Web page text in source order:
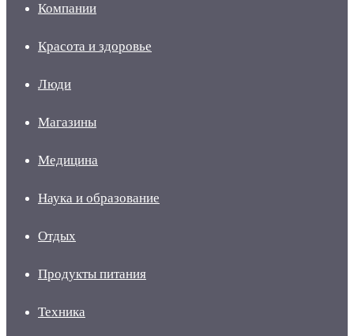
Компании
Красота и здоровье
Люди
Магазины
Медицина
Наука и образование
Отдых
Продукты питания
Техника